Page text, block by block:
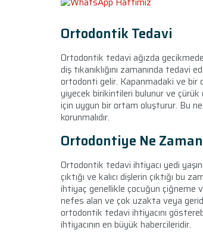
Ortodontik Tedavi
Ortodontik tedavi ağızda
diş tıkanıklığını zamanında
ortodonti gelir. Kapanmadaki ve bir
yiyecek birikintileri bulunur ve
için uygun bir ortam oluşturur. Bu
korunmalıdır.
Ortodontiye Ne
Ortodontik tedavi ihtiyacı yedi
çıktığı ve kalıcı dişlerin çıktığı
ihtiyaç genellikle çocuğun çiğneme
nefes alan ve çok uzakta veya
ortodontik tedavi ihtiyacını
ihtiyacının en büyük habercileridir.